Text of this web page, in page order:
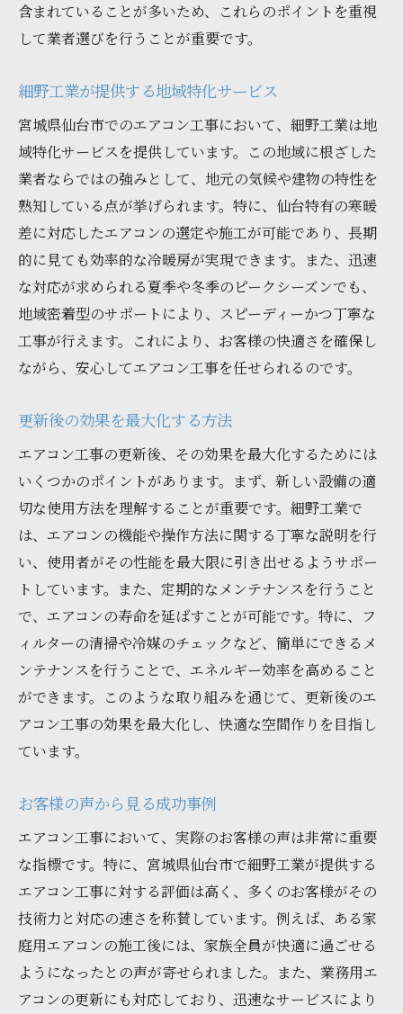
含まれていることが多いため、これらのポイントを重視
して業者選びを行うことが重要です。
細野工業が提供する地域特化サービス
宮城県仙台市でのエアコン工事において、細野工業は地
域特化サービスを提供しています。この地域に根ざした
業者ならではの強みとして、地元の気候や建物の特性を
熟知している点が挙げられます。特に、仙台特有の寒暖
差に対応したエアコンの選定や施工が可能であり、長期
的に見ても効率的な冷暖房が実現できます。また、迅速
な対応が求められる夏季や冬季のピークシーズンでも、
地域密着型のサポートにより、スピーディーかつ丁寧な
工事が行えます。これにより、お客様の快適さを確保し
ながら、安心してエアコン工事を任せられるのです。
更新後の効果を最大化する方法
エアコン工事の更新後、その効果を最大化するためには
いくつかのポイントがあります。まず、新しい設備の適
切な使用方法を理解することが重要です。細野工業で
は、エアコンの機能や操作方法に関する丁寧な説明を行
い、使用者がその性能を最大限に引き出せるようサポー
トしています。また、定期的なメンテナンスを行うこと
で、エアコンの寿命を延ばすことが可能です。特に、フ
ィルターの清掃や冷媒のチェックなど、簡単にできるメ
ンテナンスを行うことで、エネルギー効率を高めること
ができます。このような取り組みを通じて、更新後のエ
アコン工事の効果を最大化し、快適な空間作りを目指し
ています。
お客様の声から見る成功事例
エアコン工事において、実際のお客様の声は非常に重要
な指標です。特に、宮城県仙台市で細野工業が提供する
エアコン工事に対する評価は高く、多くのお客様がその
技術力と対応の速さを称賛しています。例えば、ある家
庭用エアコンの施工後には、家族全員が快適に過ごせる
ようになったとの声が寄せられました。また、業務用エ
アコンの更新にも対応しており、迅速なサービスにより